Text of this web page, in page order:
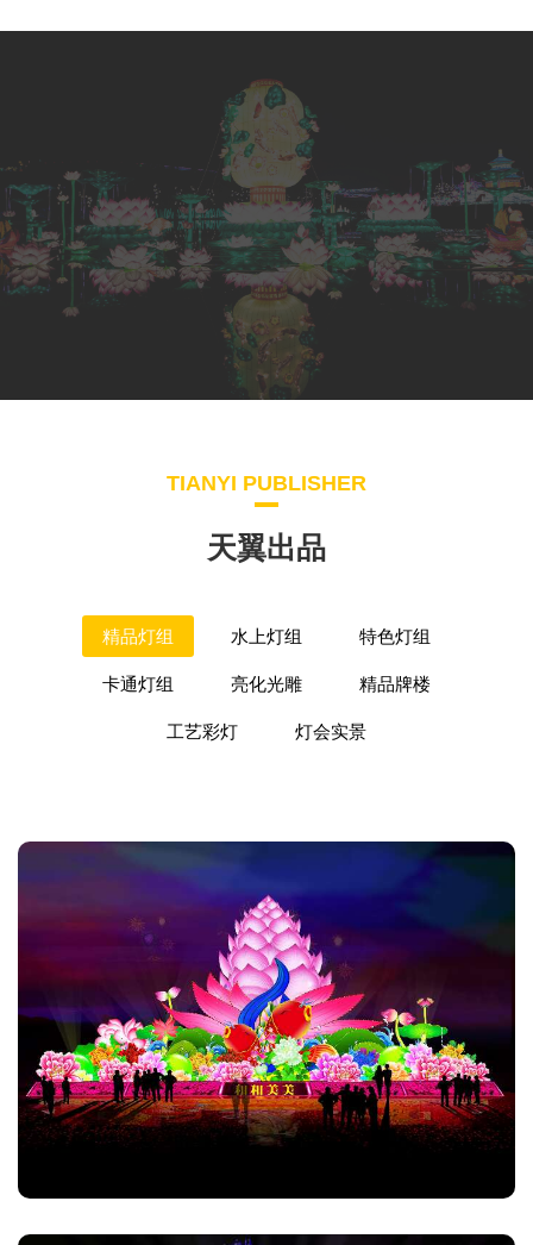
TIANYI PUBLISHER
天翼出品
精品灯组 水上灯组 特色灯组
卡通灯组 亮化光雕 精品牌楼
工艺彩灯 灯会实景